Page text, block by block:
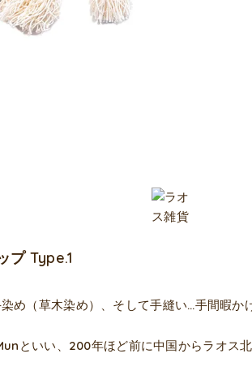
プ Type.1
め（草木染め）、そして手縫い…手間暇
といい、200年ほど前に中国からラオス